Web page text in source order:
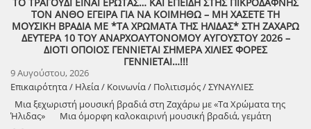
ΤΟΝ ΑΝΘΟ ΕΓΕΙΡΑ ΓΙΑ ΝΑ ΚΟΙΜΗΘΩ – ΜΗ ΧΑΣΕΤΕ ΤΗ
ΜΟΥΣΙΚΗ ΒΡΑΔΙΑ ΜΕ *ΤΑ ΧΡΩΜΑΤΑ ΤΗΣ ΗΛΙΔΑΣ* ΣΤΗ ΖΑΧΑΡΩ
ΔΕΥΤΕΡΑ 10 ΤΟΥ ΑΝΑΡΧΟΑΥΤΟΝΟΜΟΥ ΑΥΓΟΥΣΤΟΥ 2026 –
ΔΙΟΤΙ ΟΠΟΙΟΣ ΓΕΝΝΙΕΤΑΙ ΣΗΜΕΡΑ ΧΙΛΙΕΣ ΦΟΡΕΣ
ΓΕΝΝΙΕΤΑΙ…!!!
9 Αυγούστου, 2026
Επικαιρότητα / Ηλεία / Κοινωνία / Πολιτισμός / ΣΥΝΑΥΛΙΕΣ
Μια ξεχωριστή μουσική βραδιά στη Ζαχάρω με «Τα Χρώματα της
Ήλιδας» Μια όμορφη καλοκαιρινή μουσική βραδιά, γεμάτη